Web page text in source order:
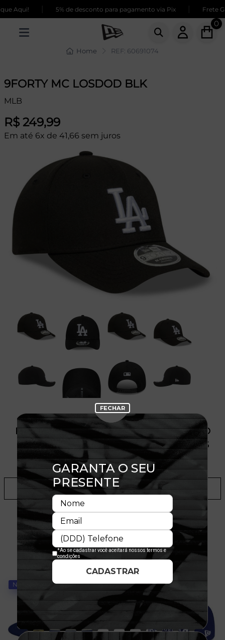
Aqui! 5% de desconto para pagamento via Pix Frete
0
Home REF: 60691074
9FORTY MC LOSDOD BLK
MLB
R$ 249,99
Em até 6x de 41,66 sem juros
PRODUTO SEM ESTOQUE DÍSPONÍVEL NO
SITE, CONSULTE A DISPONIBILIDADE NAS
LOJAS
ADICIONAR A LISTA DE DESEJOS
TALVEZ VOCÊ GOSTE
NOVIDADE NOVIDADE